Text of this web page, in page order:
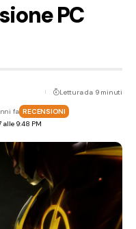
PC
alle 9:48 PM
fa RECENSIONI
Lettura da 9 minuti